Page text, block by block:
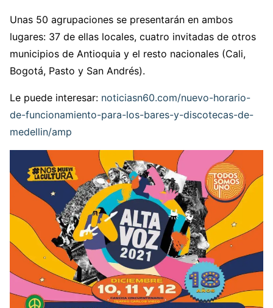
Unas 50 agrupaciones se presentarán en ambos
lugares: 37 de ellas locales, cuatro invitadas de otros
municipios de Antioquia y el resto nacionales (Cali,
Bogotá, Pasto y San Andrés).
Le puede interesar: noticiasn60.com/nuevo-horario-
de-funcionamiento-para-los-bares-y-discotecas-de-
medellin/amp